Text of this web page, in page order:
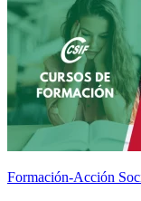
Formación-Acción